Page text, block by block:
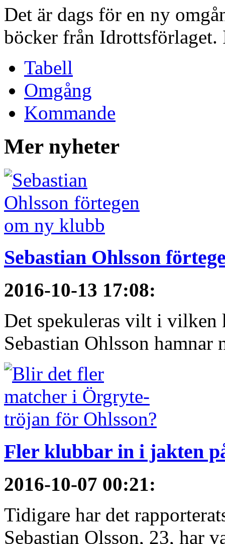
Det är dags för en ny
böcker från Idrottsförlaget.
Tabell
Omgång
Kommande
Mer nyheter
Sebastian Ohlsson
2016-10-13 17:08:
Det spekuleras vilt i
Sebastian Ohlsson hamnar
Fler klubbar in i jakten
2016-10-07 00:21 :
Tidigare har det
Sebastian Olsson, 23, har